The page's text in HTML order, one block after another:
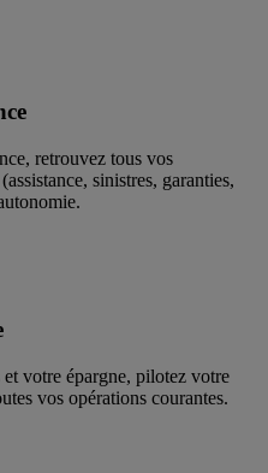
retrouvez tous vos
sinistres, garanties,
votre épargne, pilotez votre
vos opérations courantes.